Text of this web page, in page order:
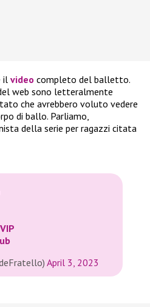
il video completo del balletto.
web sono letteralmente
che avrebbero voluto vedere
di ballo. Parliamo,
della serie per ragazzi citata
April 3, 2023